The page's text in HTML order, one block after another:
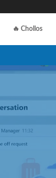
🔥 Chollos